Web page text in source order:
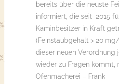
bereits über die neuste
informiert, die seit 2015
Kaminbesitzer in Kraft
(Feinstaubgehalt > 20
dieser neuen Verordnung
wieder zu Fragen kommt,
Ofenmacherei – Frank